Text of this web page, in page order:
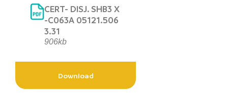
CERT- DISJ. SHB3 X
-C063A 05121.506
3.31
906kb
Download